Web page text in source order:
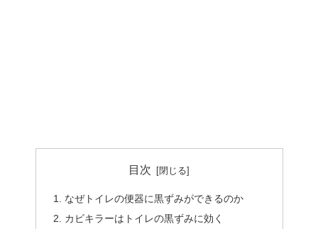
目次
なぜトイレの便器に黒ずみができるのか
カビキラーはトイレの黒ずみに効く